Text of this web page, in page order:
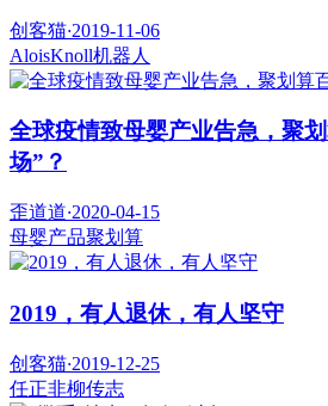
创客猫·2019-11-06
AloisKnoll机器人
全球疫情致母婴产业告急，聚
场”？
歪道道·2020-04-15
母婴产品聚划算
2019，有人退休，有人坚守
创客猫·2019-12-25
任正非柳传志